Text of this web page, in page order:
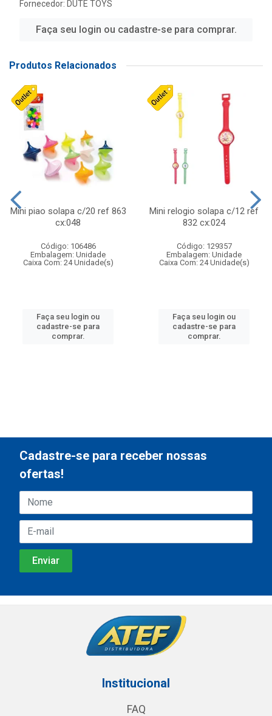
Fornecedor: DUTE TOYS
Faça seu login ou cadastre-se para comprar.
Produtos Relacionados
Mini piao solapa c/20 ref 863
cx:048
Código: 106486
Embalagem: Unidade
Caixa Com: 24 Unidade(s)
Faça seu login ou
cadastre-se para
comprar.
Mini relogio solapa c/12 ref
832 cx:024
Código: 129357
Embalagem: Unidade
Caixa Com: 24 Unidade(s)
Faça seu login ou
cadastre-se para
comprar.
Cadastre-se para receber nossas
ofertas!
Institucional
FAQ